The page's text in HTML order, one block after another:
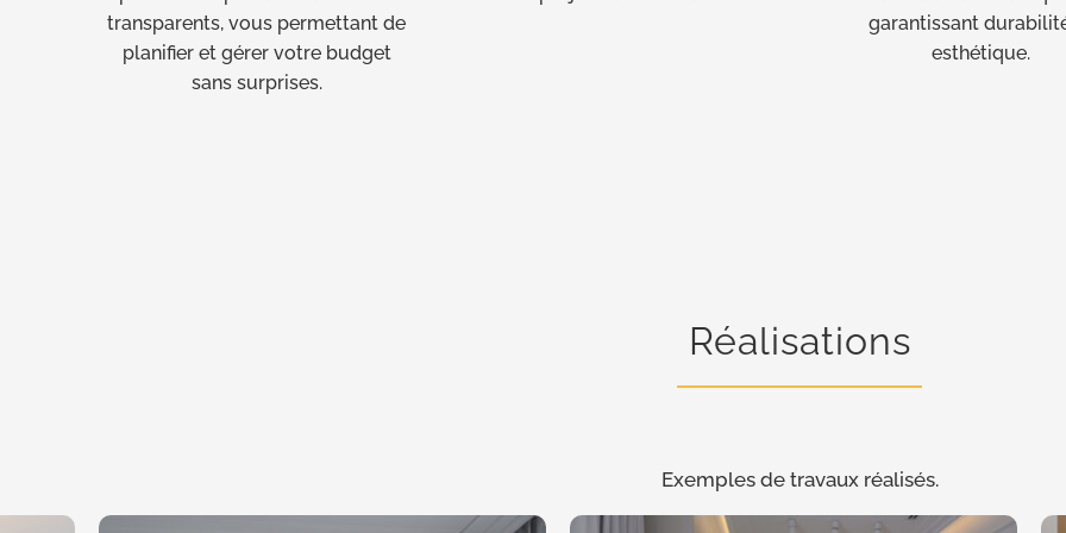
transparents, vous permettant de
planifier et gérer votre budget
sans surprises.
garantissant
esthétique.
Réalisations
Exemples de travaux réalisés.